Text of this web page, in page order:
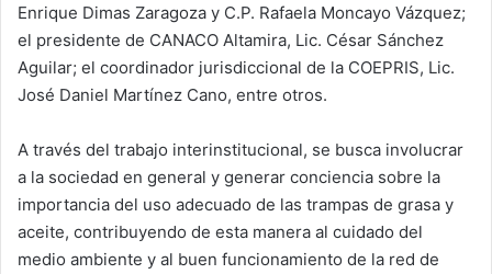
Enrique Dimas Zaragoza y C.P. Rafaela Moncayo Vázquez;
el presidente de CANACO Altamira, Lic. César Sánchez
Aguilar; el coordinador jurisdiccional de la COEPRIS, Lic.
José Daniel Martínez Cano, entre otros.
A través del trabajo interinstitucional, se busca involucrar
a la sociedad en general y generar conciencia sobre la
importancia del uso adecuado de las trampas de grasa y
aceite, contribuyendo de esta manera al cuidado del
medio ambiente y al buen funcionamiento de la red de